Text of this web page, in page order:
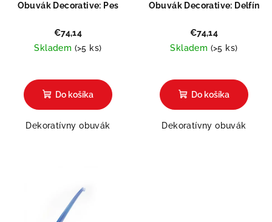
Obuvák Decorative: Pes
€74,14
Skladem (>5 ks)
Do košíka
Dekoratívny obuvák
Obuvák Decorative: Delfín
€74,14
Skladem (>5 ks)
Do košíka
Dekoratívny obuvák